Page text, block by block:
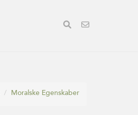
Moralske Egenskaber